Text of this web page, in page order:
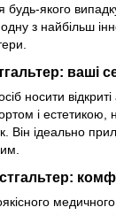
будь-якого
з найбільш
ваші
носити
і естетикою,
Він ідеально
медичного